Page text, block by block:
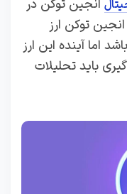
انجین توکن در
انجین توکن ارز
اما آینده این ارز
باید تحلیلات